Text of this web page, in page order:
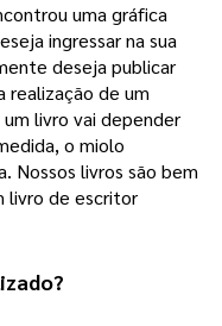
uma gráfica
ingressar na sua
deseja publicar
realização de um
livro vai depender
o miolo
Nossos livros são bem
livro de escritor
?